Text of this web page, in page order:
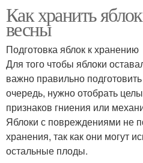
Как хранить
весны
Подготовка яблок к хранению
Для того чтобы яблоки
важно правильно
очередь, нужно отобрать
признаков гниения или
Яблоки с повреждениями не
хранения, так как они могут
остальные плоды.